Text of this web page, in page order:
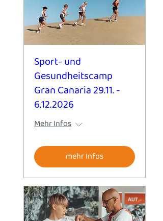
Sport- und
Gesundheitscamp
Gran Canaria 29.11. -
6.12.2026
Mehr Infos
mehr Infos